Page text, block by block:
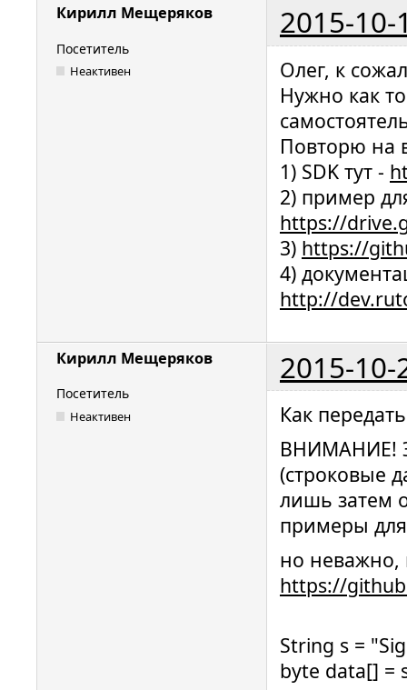
Кирилл Мещеряков 2015-10-
Посетитель
Неактивен
Олег, к
Нужно как
Повторю на
1) SDK тут -
2) пример
https://
3) https://
4)
http://
Кирилл Мещеряков 2015-10-
Посетитель
Неактивен
Как
ВНИМАНИЕ!
(строковые
лишь затем
примеры
но неважно,
https://
String s =
byte data[] =